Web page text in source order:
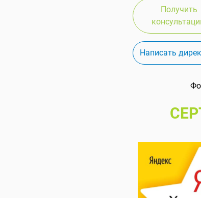
Получить
Написать